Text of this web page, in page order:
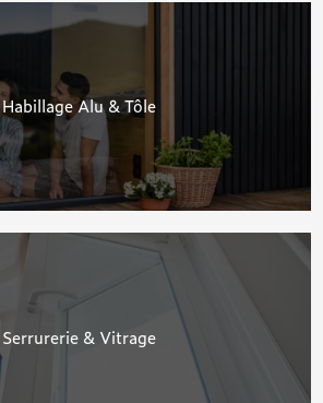
Habillage Alu & Tôle
Serrurerie & Vitrage